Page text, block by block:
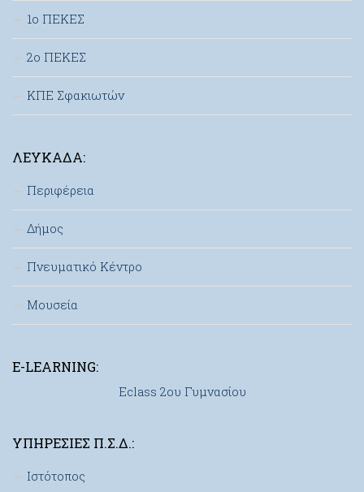
1ο ΠΕΚΕΣ
2ο ΠΕΚΕΣ
ΚΠΕ Σφακιωτών
ΛΕΥΚΆΔΑ:
Περιφέρεια
Δήμος
Πνευματικό Κέντρο
Μουσεία
E-LEARNING:
Eclass 2ου Γυμνασίου
ΥΠΗΡΕΣΊΕΣ Π.Σ.Δ.:
Ιστότοπος